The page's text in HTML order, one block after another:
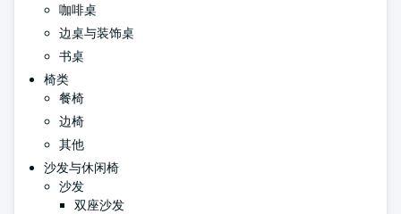
咖啡桌
边桌与装饰桌
书桌
椅类
餐椅
边椅
其他
沙发与休闲椅
沙发
双座沙发